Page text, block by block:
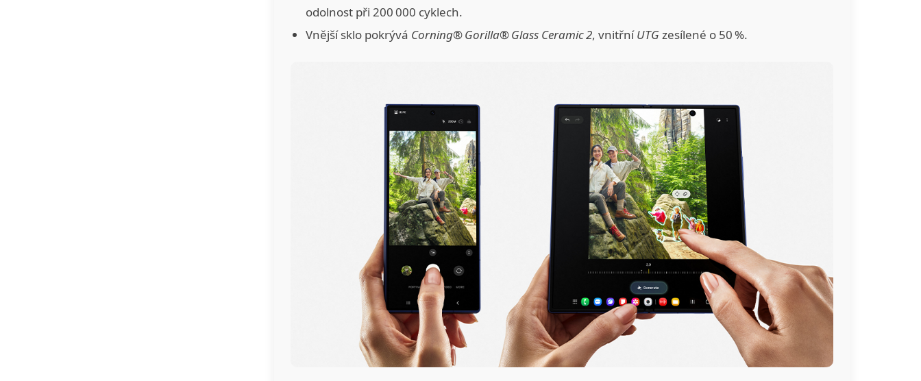
odolnost při 200 000 cyklech.
Vnější sklo pokrývá Corning® Gorilla® Glass Ceramic 2, vnitřníUTG zesílené o 50 %.